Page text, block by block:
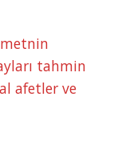
metnin
tahmin
afetler ve